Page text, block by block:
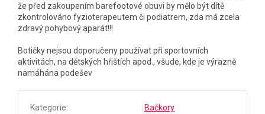
že před zakoupením barefootové obuvi by mělo být dítě
zkontrolováno fyzioterapeutem či podiatrem, zda má zcela
zdravý pohybový aparát!!!
Botičky nejsou doporučeny používat při sportovních
aktivitách, na dětských hřištích apod., všude, kde je výrazně
namáhána podešev
Kategorie: Bačkory